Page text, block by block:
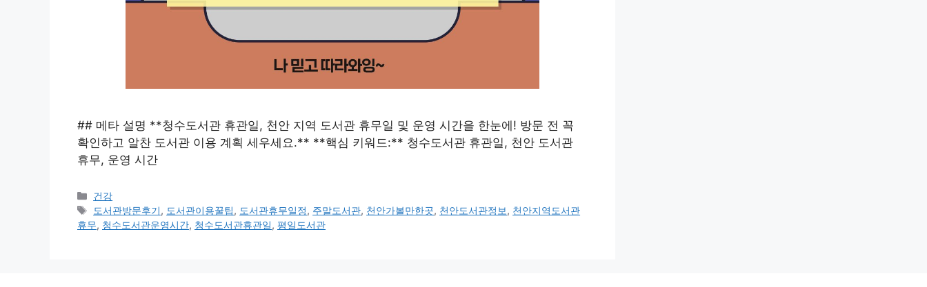
## 메타 설명 **청수도서관 휴관일, 천안 지역 도서관 휴무일 및 운영 시간을 한눈에! 방문 전 꼭
확인하고 알찬 도서관 이용 계획 세우세요.** **핵심 키워드:** 청수도서관 휴관일, 천안 도서관
휴무, 운영 시간
카
테
고
건강
태
그
도서관방문후기, 도서관이용꿀팁, 도서관휴무일정, 주말도서관, 천안가볼만한곳, 천안도서관정보, 천안지역도서관
휴무, 청수도서관운영시간, 청수도서관휴관일, 평일도서관